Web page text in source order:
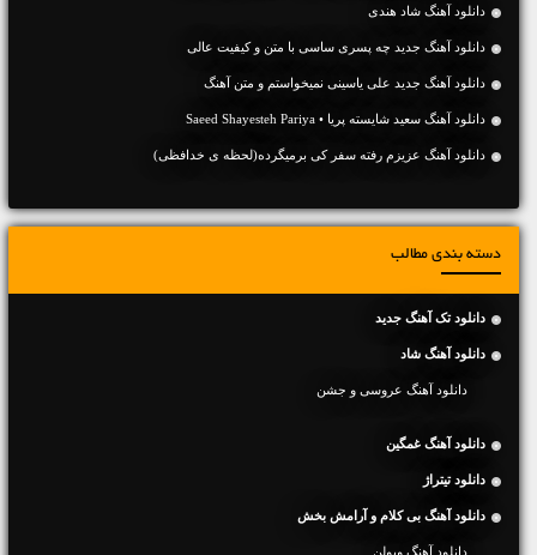
دانلود آهنگ شاد هندی
دانلود آهنگ جديد چه پسری ساسی با متن و کیفیت عالی
دانلود آهنگ جديد علی یاسینی نمیخواستم و متن آهنگ
دانلود آهنگ سعید شایسته پریا • Saeed Shayesteh Pariya
دانلود آهنگ عزیزم رفته سفر کی برمیگرده(لحظه ی خدافظی)
دسته بندی مطالب
دانلود تک آهنگ جدید
دانلود آهنگ شاد
دانلود آهنگ عروسی و جشن
دانلود آهنگ غمگین
دانلود تیتراژ
دانلود آهنگ بی کلام و آرامش بخش
دانلود آهنگ ویولن